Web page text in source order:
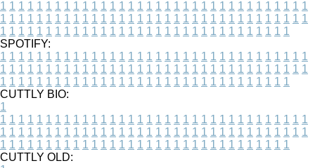
1 1 1 1 1 1 1 1 1 1 1 1 1 1 1 1 1 1 1 1 1 1 1 1 1 1 1 1 1 1 1 1 1 1
1 1 1 1 1 1 1 1 1 1 1 1 1 1 1 1 1 1 1 1 1 1 1 1 1 1 1 1 1 1 1 1 1 1
1 1 1 1 1 1 1 1 1 1 1 1 1 1 1 1 1 1 1 1 1 1 1 1 1 1 1 1 1 1 1 1
SPOTIFY:
1 1 1 1 1 1 1 1 1 1 1 1 1 1 1 1 1 1 1 1 1 1 1 1 1 1 1 1 1 1 1 1 1 1
1 1 1 1 1 1 1 1 1 1 1 1 1 1 1 1 1 1 1 1 1 1 1 1 1 1 1 1 1 1 1 1 1 1
1 1 1 1 1 1 1 1 1 1 1 1 1 1 1 1 1 1 1 1 1 1 1 1 1 1 1 1 1 1 1 1
CUTTLY BIO:
1
1 1 1 1 1 1 1 1 1 1 1 1 1 1 1 1 1 1 1 1 1 1 1 1 1 1 1 1 1 1 1 1 1 1
1 1 1 1 1 1 1 1 1 1 1 1 1 1 1 1 1 1 1 1 1 1 1 1 1 1 1 1 1 1 1 1 1 1
1 1 1 1 1 1 1 1 1 1 1 1 1 1 1 1 1 1 1 1 1 1 1 1 1 1 1 1 1 1 1 1
CUTTLY OLD: